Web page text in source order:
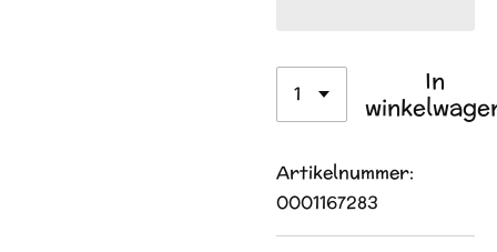
In
Artikelnummer:
0001167283